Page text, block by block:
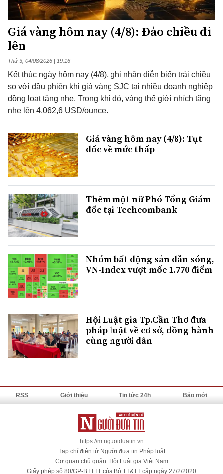
Giá vàng hôm nay (4/8): Đảo chiều đi
lên
Thứ 3, 04/08/2026 | 19:16
Kết thúc ngày hôm nay (4/8), ghi nhận diễn biến trái chiều
so với đầu phiên khi giá vàng SJC tại nhiều doanh nghiệp
đồng loạt tăng nhẹ. Trong khi đó, vàng thế giới nhích tăng
nhẹ lên 4.062,6 USD/ounce.
Giá vàng hôm nay (4/8): Tụt
dốc về mức thấp
Thêm một nữ Phó Tổng Giám
đốc tại Techcombank
Nhóm bất động sản dẫn sóng,
VN-Index vượt mốc 1.770 điểm
Hội Luật gia Tp.Cần Thơ đưa
pháp luật về cơ sở, đồng hành
cùng người dân
RSS Giới thiệu Tin tức 24h Báo mới
https://m.nguoiduatin.vn
Tạp chí điện tử Người đưa tin Pháp luật
Cơ quan chủ quản: Hội Luật gia Việt Nam
Giấy phép số 80/GP-BTTTT của Bộ TT&TT cấp ngày 27/2/2020